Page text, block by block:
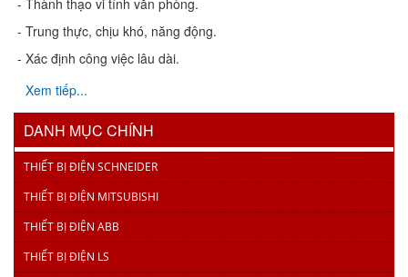
DANH MỤC CHÍNH
THIẾT BỊ ĐIỆN SCHNEIDER
THIẾT BỊ ĐIỆN MITSUBISHI
THIẾT BỊ ĐIỆN ABB
THIẾT BỊ ĐIỆN LS
- Trung thực, chịu khó, năng động.
- Xác định công việc lâu dài.
Xem tiếp...